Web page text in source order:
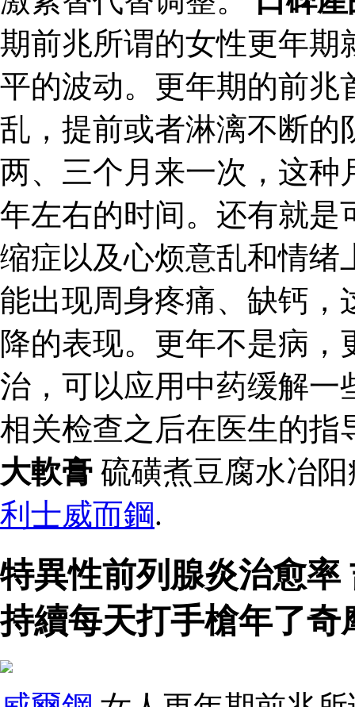
期前兆所谓的女性更年期
平的波动。更年期的前兆
乱，提前或者淋漓不断的
两、三个月来一次，这种
年左右的时间。还有就是
缩症以及心烦意乱和情绪
能出现周身疼痛、缺钙，
降的表现。更年不是病
治，可以应用中药缓解一
相关检查之后在医生的
大軟膏 硫磺煮豆腐水冶
利士威而鋼.
特異性前列腺炎治愈
持續每天打手槍年了奇